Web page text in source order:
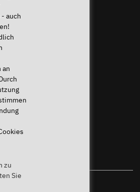
auch
zu
Sie
Spezialist seit 2004